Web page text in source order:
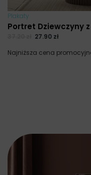
Plakaty
Portret Dziewczyny
27.90 zł
Najniższa cena